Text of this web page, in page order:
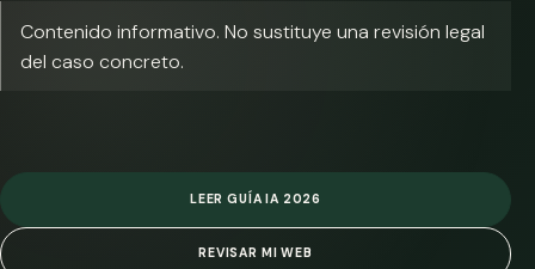
Contenido informativo. No sustituye una revisión legal
del caso concreto.
LEER GUÍA IA 2026
REVISAR MI WEB